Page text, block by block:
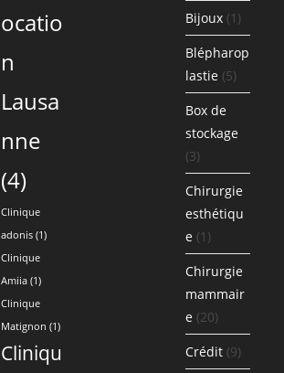
ocatio
n
Lausa
nne
(4)
Clinique
adonis (1)
Clinique
Amiia (1)
Clinique
Matignon (1)
Cliniqu
Bijoux (1)
Blépharop
lastie (5)
Box de
stockage
(3)
Chirurgie
esthétiqu
e (1)
Chirurgie
mammair
e (20)
Crédit (9)